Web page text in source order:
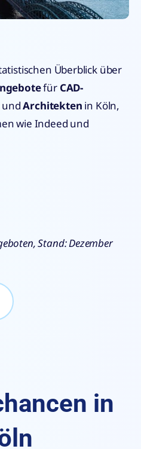
Überblick über
für CAD-
undArchitekten in Köln,
wie Indeed und
Stand: Dezember
in